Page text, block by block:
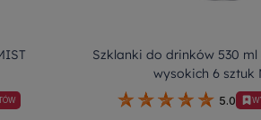
Szklanki do drinków 530
wysokich 6 sztuk
5.0